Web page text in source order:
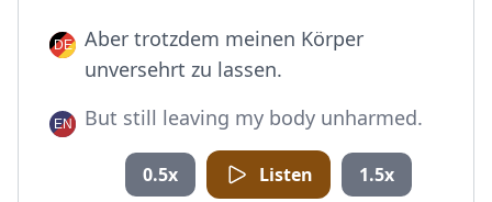
Aber trotzdem meinen Körper
unversehrt zu lassen.
But still leaving my body unharmed.
0.5x Listen 1.5x